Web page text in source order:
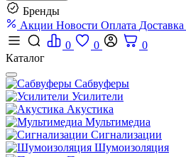
Бренды
Акции Новости Оплата Доставка
0
0
0
Каталог
Сабвуферы
Усилители
Акустика
Мультимедиа
Сигнализации
Шумоизоляция